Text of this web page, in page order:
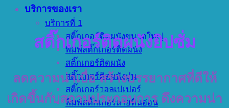
บริการของเรา
บริการที่ 1
สติ๊กเกอร์ติดผนังขนาดใหญ่
พิมพ์สติ๊กเกอร์ติดผนัง
สติ๊กเกอร์ติดผนัง
สติ๊กเกอร์ติดผนังปูน
สติ๊กเกอร์วอลเปเปอร์
พิมพ์สติ๊กเกอร์ลายหินอ่อน
สติ๊กเกอร์ติดผนังยิปซั่ม
ลดความน่าเบื่อ สร้างบรรยากาศที่ดีให้
เกิดขึ้นกับสถานประกอบการ ดึงความน่า